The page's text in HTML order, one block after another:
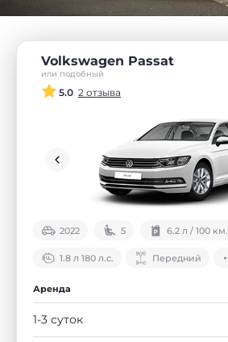
Volkswagen Passat
или подобный
5.0 2 отзыва
2022 5 6.2 л / 100 км.
1.8 л 180 л.с. Передний
Аренда
1-3 суток